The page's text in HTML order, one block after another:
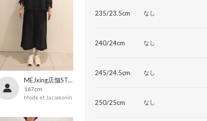
MEJxing店舗STAFF
167cm
Mode et Jacomo×ing
235/23.5cm なし
240/24cm なし
245/24.5cm なし
250/25cm なし